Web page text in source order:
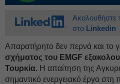
Ακολουθήστε
στο Linkedin
Απαρατήρητο δεν περνά και το
σχήματος του EMGF
Τουρκία. Η απαίτηση της
σημαντικό ενεργειακό έργο στη